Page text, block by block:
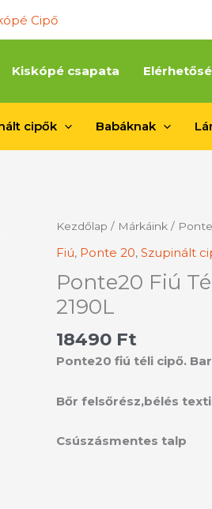
Kiskópé csapata
cipők Babáknak
Kezdőlap / Márkáink /
Fiú, Ponte 20, Szupinált
Ponte20 Fiú
2190L
18490 Ft
Ponte20 fiú téli cipő.
Bőr felsőrész,bélés
Csúszásmentes talp
Ponte20
Cipő/30-
35/
4-
2190L